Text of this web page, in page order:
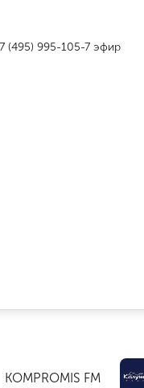
(495) 995-105-7 эфир
KOMPROMIS FM